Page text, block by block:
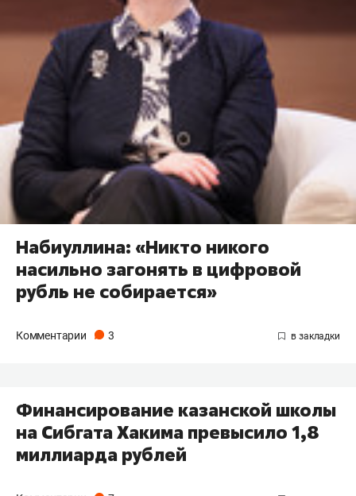
Набиуллина: «Никто никого
насильно загонять в цифровой
рубль не собирается»
Комментарии 3
Финансирование казанской школы
на Сибгата Хакима превысило 1,8
миллиарда рублей